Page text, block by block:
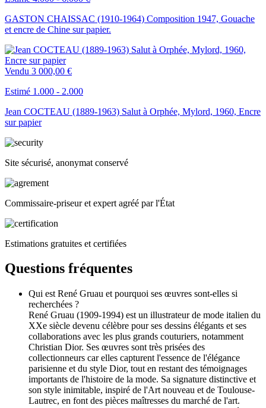
GASTON CHAISSAC (1910-1964) Composition 1947, Gouache
et encre de Chine sur papier.
Vendu 3 000,00 €
Estimé 1.000 - 2.000
Jean COCTEAU (1889-1963) Salut à Orphée, Mylord, 1960, Encre
sur papier
Site sécurisé, anonymat conservé
Commissaire-priseur et expert agréé par l'État
Estimations gratuites et certifiées
Questions fréquentes
Qui est René Gruau et pourquoi ses œuvres sont-elles si
recherchées ?
René Gruau (1909-1994) est un illustrateur de mode italien du
XXe siècle devenu célèbre pour ses dessins élégants et ses
collaborations avec les plus grands couturiers, notamment
Christian Dior. Ses œuvres sont très prisées des
collectionneurs car elles capturent l'essence de l'élégance
parisienne et du style Dior, tout en restant des témoignages
importants de l'histoire de la mode. Sa signature distinctive et
son style inimitable, inspiré de l'Art nouveau et de Toulouse-
Lautrec, en font des pièces maîtresses du marché de l'art.